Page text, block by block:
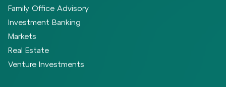
Family Office Advisory
Investment Banking
Markets
Real Estate
Venture Investments